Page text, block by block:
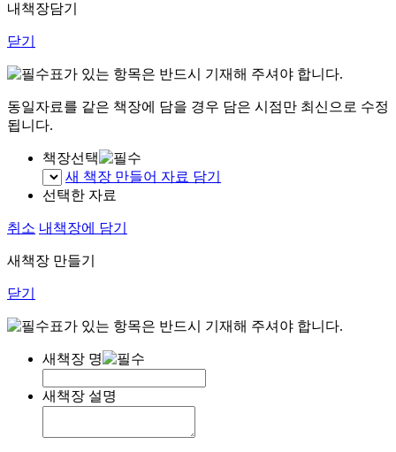
내책장담기
닫기
표가 있는 항목은 반드시 기재해 주셔야 합니다.
동일자료를 같은 책장에 담을 경우 담은 시점만 최신으로 수정
됩니다.
책장선택
새 책장 만들어 자료 담기
선택한 자료
취소 내책장에 담기
새책장 만들기
닫기
표가 있는 항목은 반드시 기재해 주셔야 합니다.
새책장 명
새책장 설명